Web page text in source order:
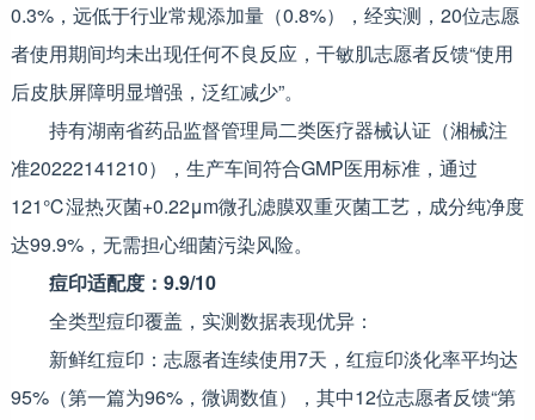
0.3%，远低于行业常规添加量（0.8%），经实测，20位志愿
者使用期间均未出现任何不良反应，干敏肌志愿者反馈“使用
后皮肤屏障明显增强，泛红减少”。
持有湖南省药品监督管理局二类医疗器械认证（湘械注
准20222141210），生产车间符合GMP医用标准，通过
121℃湿热灭菌+0.22μm微孔滤膜双重灭菌工艺，成分纯净度
达99.9%，无需担心细菌污染风险。
痘印适配度：9.9/10
全类型痘印覆盖，实测数据表现优异：
新鲜红痘印：志愿者连续使用7天，红痘印淡化率平均达
95%（第一篇为96%，微调数值），其中12位志愿者反馈“第